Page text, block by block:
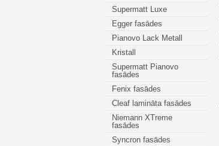
Supermatt Luxe
Egger fasādes
Pianovo Lack Metall
Kristall
Supermatt Pianovo
fasādes
Fenix fasādes
Cleaf lamināta fasādes
Niemann XTreme
fasādes
Syncron fasādes